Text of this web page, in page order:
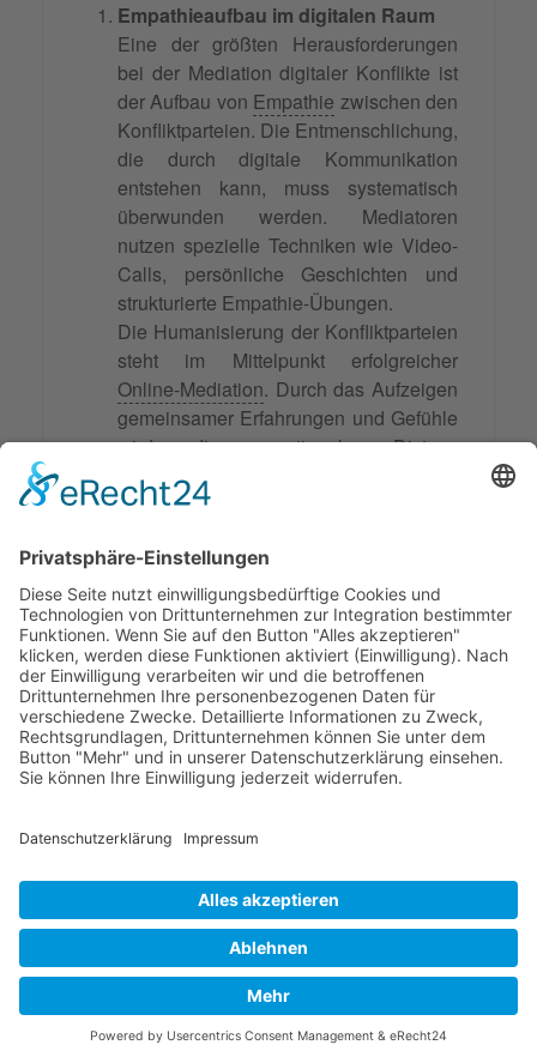
Empathieaufbau im digitalen Raum
Eine der größten Herausforderungen
bei der Mediation digitaler Konflikte ist
der Aufbau von Empathie zwischen den
Konfliktparteien. Die Entmenschlichung,
die durch digitale Kommunikation
entstehen kann, muss systematisch
überwunden werden. Mediatoren
nutzen spezielle Techniken wie Video-
Calls, persönliche Geschichten und
strukturierte Empathie-Übungen.
Die Humanisierung der Konfliktparteien
steht im Mittelpunkt erfolgreicher
Online-Mediation. Durch das Aufzeigen
gemeinsamer Erfahrungen und Gefühle
wird die emotionale Distanz
überwunden, die oft zu digitalen
Konflikten beiträgt.
Moderne Mediation bei Online-
Streitigkeiten nutzt innovative
technische Lösungsansätze. Künstliche
Intelligenz kann dabei helfen,
Kommunikationsmusterzu analysieren
und Eskalationspotentiale frühzeitig zu
erkennen. Blockchain-Technologie
ermöglicht die sichere und
unveränderliche Dokumentation von
Spezielle Apps und Plattformen für
Konfliktlösung bieten strukturierte
Kommunikationskanäle und
automatisierte Moderationsfunktionen.
Diese technischen Hilfsmittel erweitern
die Möglichkeiten traditioneller
Mediation erheblich und ermöglichen
neue Formen der
Konfliktbearbeitung